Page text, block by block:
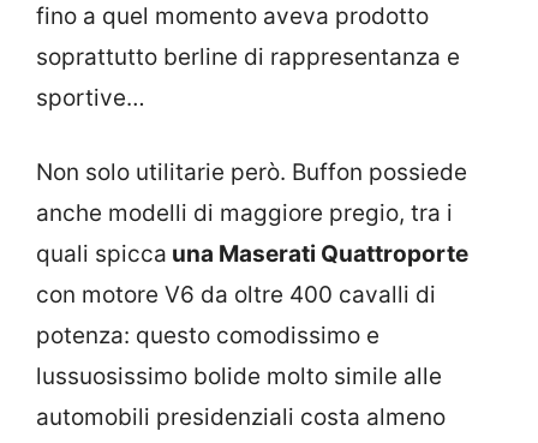
fino a quel momento aveva prodotto
soprattutto berline di rappresentanza e
sportive…
Non solo utilitarie però. Buffon possiede
anche modelli di maggiore pregio, tra i
quali spicca una Maserati Quattroporte
con motore V6 da oltre 400 cavalli di
potenza: questo comodissimo e
lussuosissimo bolide molto simile alle
automobili presidenziali costa almeno